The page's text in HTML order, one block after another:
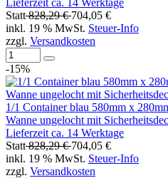
Statt828,29 €704,05 €
inkl. 19 % MwSt. Steuer-Info
zzgl. Versandkosten
-15%
1/1 Container blau 580mm x
Wanne ungelocht mit
Lieferzeit ca. 14 Werktage
Statt828,29 €704,05 €
inkl. 19 % MwSt. Steuer-Info
zzgl. Versandkosten